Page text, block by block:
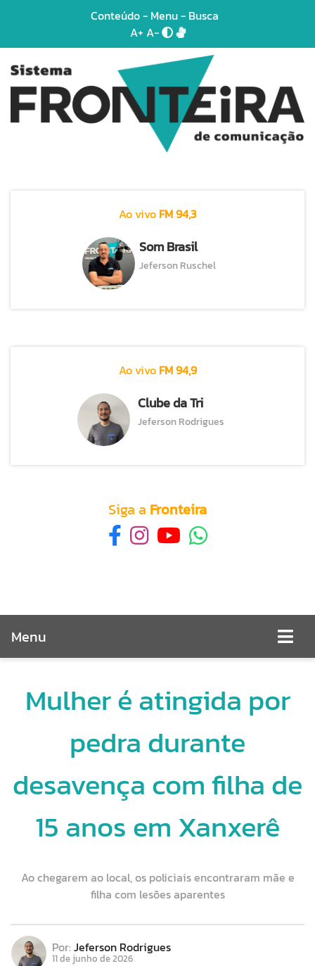
Conteúdo- Menu- Busca
A+ A-
Ao vivo FM 94,3
Som Brasil
Jeferson Ruschel
Ao vivo FM 94,9
Clube da Tri
Jeferson Rodrigues
Siga a Fronteira
Menu
Mulher é atingida por
pedra durante
desavença com filha de
15 anos em Xanxerê
Ao chegarem ao local, os policiais encontraram mãe e
filha com lesões aparentes
Por: Jeferson Rodrigues
11 de junho de 2026